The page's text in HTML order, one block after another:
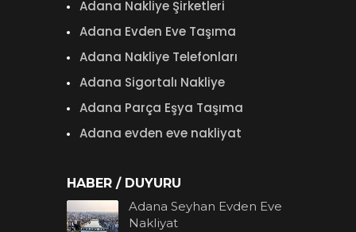
Adana Nakliye Şirketleri
Adana Evden Eve Taşıma
Adana Nakliye Telefonları
Adana Sigortalı Nakliye
Adana Parça Eşya Taşıma
Adana evden eve nakliyat
HABER / DUYURU
Adana Seyhan Evden Eve
Nakliyat